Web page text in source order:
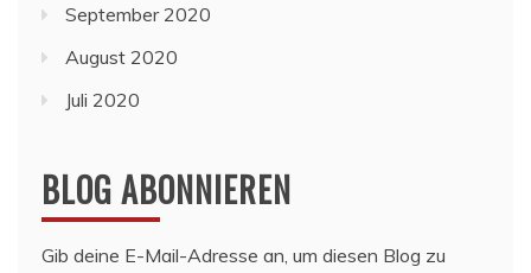
September 2020
August 2020
Juli 2020
BLOG ABONNIEREN
Gib deine E-Mail-Adresse an, um diesen Blog zu